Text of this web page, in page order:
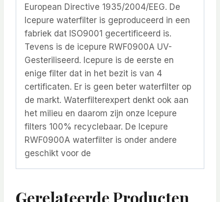
European Directive 1935/2004/EEG. De
Icepure waterfilter is geproduceerd in een
fabriek dat ISO9001 gecertificeerd is.
Tevens is de icepure RWF0900A UV-
Gesteriliseerd. Icepure is de eerste en
enige filter dat in het bezit is van 4
certificaten. Er is geen beter waterfilter op
de markt. Waterfilterexpert denkt ook aan
het milieu en daarom zijn onze Icepure
filters 100% recyclebaar. De Icepure
RWF0900A waterfilter is onder andere
geschikt voor de
Gerelateerde Producten